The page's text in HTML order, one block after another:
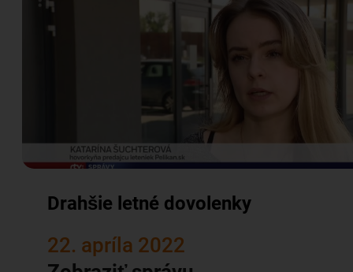
Drahšie letné dovolenky
22. apríla 2022